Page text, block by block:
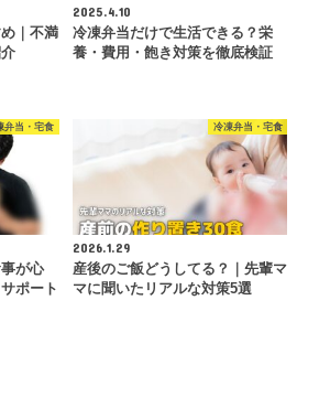
｜不満
2025.4.10
冷凍弁当だけで生活できる？栄
養・費用・飽き対策を徹底検証
弁当・宅食
が心
ポート
冷凍弁当・宅食
2026.1.29
産後のご飯どうしてる？｜先輩マ
マに聞いたリアルな対策5選